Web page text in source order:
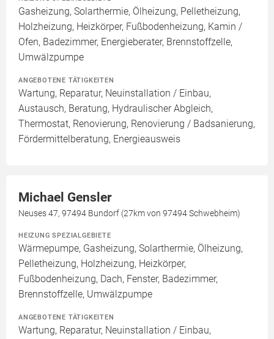
Gasheizung, Solarthermie, Ölheizung, Pelletheizung,
Holzheizung, Heizkörper, Fußbodenheizung, Kamin /
Ofen, Badezimmer, Energieberater, Brennstoffzelle,
Umwälzpumpe
ANGEBOTENE TÄTIGKEITEN
Wartung, Reparatur, Neuinstallation / Einbau,
Austausch, Beratung, Hydraulischer Abgleich,
Thermostat, Renovierung, Renovierung / Badsanierung,
Fördermittelberatung, Energieausweis
Michael Gensler
Neuses 47, 97494 Bundorf (27km von 97494 Schwebheim)
HEIZUNG SPEZIALGEBIETE
Wärmepumpe, Gasheizung, Solarthermie, Ölheizung,
Pelletheizung, Holzheizung, Heizkörper,
Fußbodenheizung, Dach, Fenster, Badezimmer,
Brennstoffzelle, Umwälzpumpe
ANGEBOTENE TÄTIGKEITEN
Wartung, Reparatur, Neuinstallation / Einbau,